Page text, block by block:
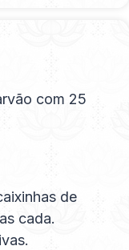
com 25
de
cada.